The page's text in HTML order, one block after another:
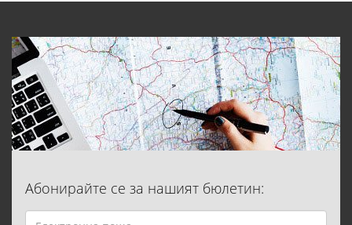
Абонирайте се за нашият бюлетин: